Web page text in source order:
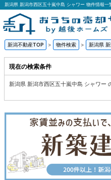
新潟県 新潟市西区五十嵐中島 シャワー 物件情報
新潟不動産TOP > 物件検索 > 新潟県
現在の検索条件
新潟県 新潟市西区五十嵐中島 シャワー